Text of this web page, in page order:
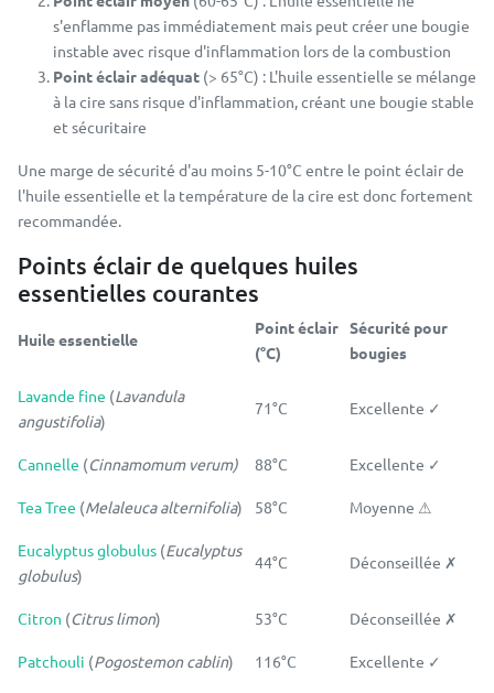
s'enflamme pas immédiatement mais peut créer une bougie
instable avec risque d'inflammation lors de la combustion
Point éclair adéquat (> 65°C) : L'huile essentielle se mélange
à la cire sans risque d'inflammation, créant une bougie stable
et sécuritaire
Une marge de sécurité d'au moins 5-10°C entre le point éclair de
l'huile essentielle et la température de la cire est donc fortement
recommandée.
Points éclair de quelques huiles
essentielles courantes
Huile essentielle
Point éclair
(°C)
Sécurité pour
bougies
Lavande fine (Lavandula
angustifolia)
71°C Excellente ✓
Cannelle (Cinnamomum verum) 88°C Excellente ✓
Tea Tree (Melaleuca alternifolia) 58°C Moyenne ⚠
Eucalyptus globulus (Eucalyptus
globulus)
44°C Déconseillée ✗
Citron (Citrus limon) 53°C Déconseillée ✗
Patchouli (Pogostemon cablin) 116°C Excellente ✓